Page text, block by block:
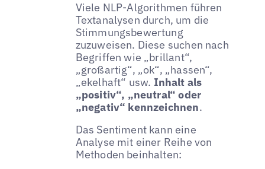
Viele NLP-Algorithmen führen
Textanalysen durch, um die
Stimmungsbewertung
zuzuweisen. Diese suchen nach
Begriffen wie „brillant“,
„großartig“, „ok“, „hassen“,
„ekelhaft“ usw. Inhalt als
„positiv“, „neutral“ oder
„negativ“ kennzeichnen.
Das Sentiment kann eine
Analyse mit einer Reihe von
Methoden beinhalten: